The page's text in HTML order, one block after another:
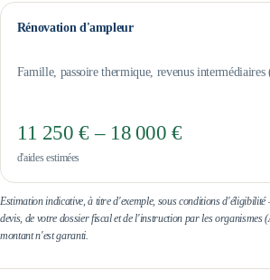
Rénovation d'ampleur
Famille, passoire thermique, revenus
11 250 € – 18 000 €
d'aides estimées
Estimation indicative, à titre d'exemple, sous conditions
devis, de votre dossier fiscal et de l'instruction par les organismes
montant n'est garanti.